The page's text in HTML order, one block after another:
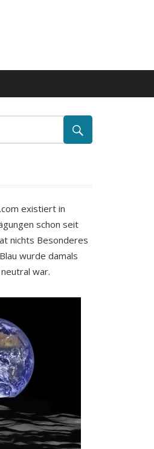
existiert in
schon seit
nichts Besonderes
wurde damals
war.